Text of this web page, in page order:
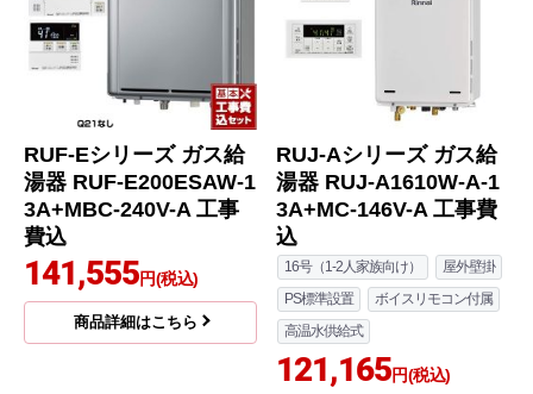
RUF-Eシリーズ ガス給
湯器 RUF-E200ESAW-1
3A+MBC-240V-A 工事
費込
141,555円(税込)
商品詳細はこちら
RUJ-Aシリーズ ガス給
湯器 RUJ-A1610W-A-1
3A+MC-146V-A 工事費
込
16号（1-2人家族向け）
屋外壁掛
PS標準設置
ボイスリモコン付属
高温水供給式
121,165円(税込)